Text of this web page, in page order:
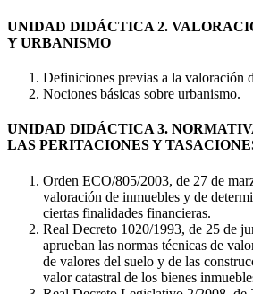
UNIDAD DIDÁCTICA 2.
Y URBANISMO
Definiciones previas a la valoración
Nociones básicas sobre urbanismo.
UNIDAD DIDÁCTICA 3.
LAS PERITACIONES Y
Orden ECO/805/2003, de 27 de
valoración de inmuebles y de
ciertas finalidades financieras.
Real Decreto 1020/1993, de 25 de
aprueban las normas técnicas de
de valores del suelo y de las
valor catastral de los bienes